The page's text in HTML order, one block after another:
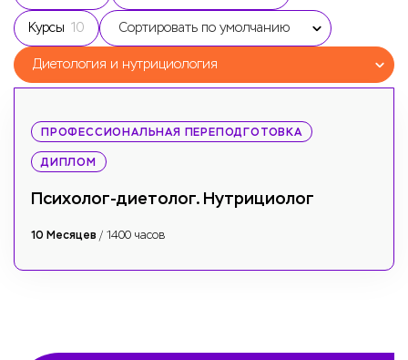
Курсы 10 Сортировать по умолчанию
Диетология и нутрициология
ПРОФЕССИОНАЛЬНАЯ ПЕРЕПОДГОТОВКА
ДИПЛОМ
Психолог-диетолог. Нутрициолог
10 Месяцев / 1400 часов